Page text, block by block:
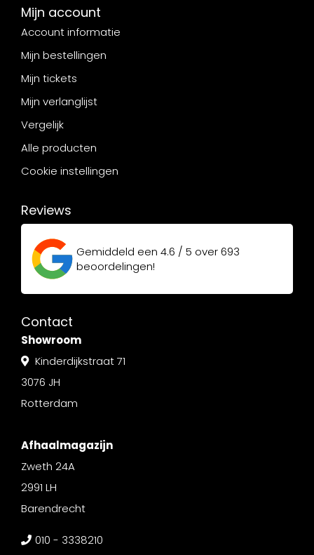
Mijn account
Account informatie
Mijn bestellingen
Mijn tickets
Mijn verlanglijst
Vergelijk
Alle producten
Cookie instellingen
Reviews
Gemiddeld een 4.6 / 5 over693
beoordelingen!
Contact
Showroom
Kinderdijkstraat 71
3076 JH
Rotterdam
Afhaalmagazijn
Zweth 24A
2991 LH
Barendrecht
010 - 3338210